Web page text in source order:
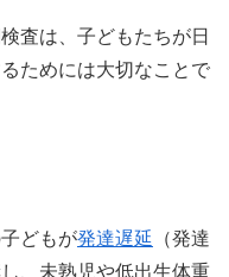
査は、子どもたちが日
ためには大切なことで
どもが発達遅延 （発達
、未熟児や低出生体重